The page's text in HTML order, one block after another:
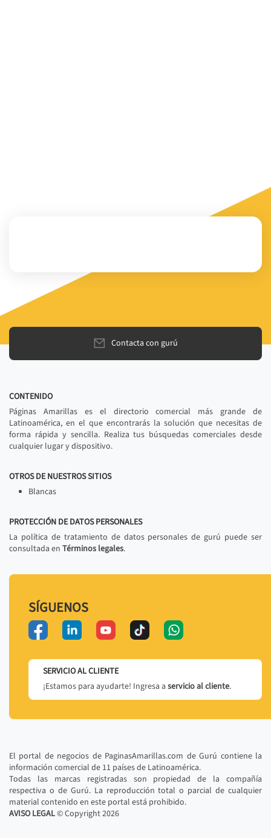
Contacta con gurú
CONTENIDO
Páginas Amarillas es el directorio comercial más grande de
Latinoamérica, en el que encontrarás la solución que necesitas de
forma rápida y sencilla. Realiza tus búsquedas comerciales desde
cualquier lugar y dispositivo.
OTROS DE NUESTROS SITIOS
Blancas
PROTECCIÓN DE DATOS PERSONALES
La política de tratamiento de datos personales de gurú puede ser
consultada en Términos legales.
SÍGUENOS
SERVICIO AL CLIENTE
¡Estamos para ayudarte! Ingresa a servicio al cliente.
El portal de negocios de PaginasAmarillas.com de Gurú contiene la
información comercial de 11 países de Latinoamérica.
Todas las marcas registradas son propiedad de la compañía
respectiva o de Gurú. La reproducción total o parcial de cualquier
material contenido en este portal está prohibido.
AVISO LEGAL© Copyright2026